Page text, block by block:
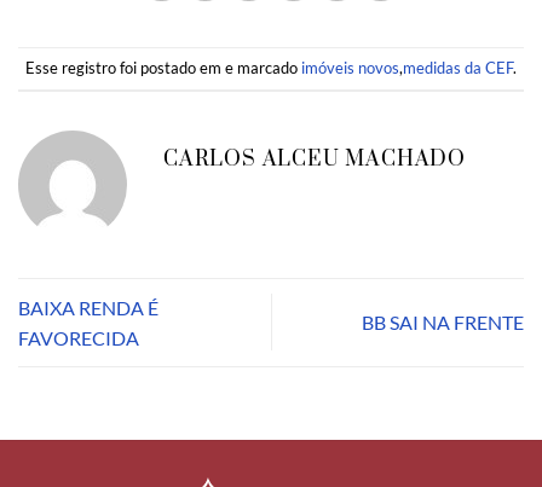
Esse registro foi postado em e marcado imóveis novos,medidas da CEF.
CARLOS ALCEU MACHADO
BAIXA RENDA É
FAVORECIDA
BB SAI NA FRENTE